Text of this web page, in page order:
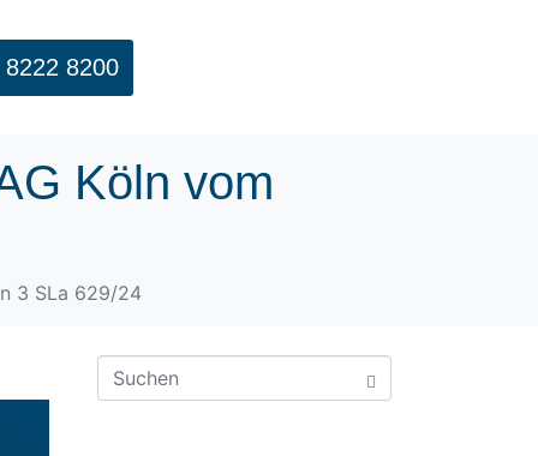
8222 8200
Köln vom
3 SLa 629/24